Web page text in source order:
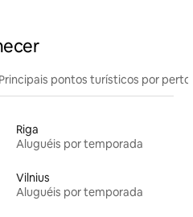
Principais pontos turísticos por perto
Riga
Aluguéis por temporada
Vilnius
Aluguéis por temporada